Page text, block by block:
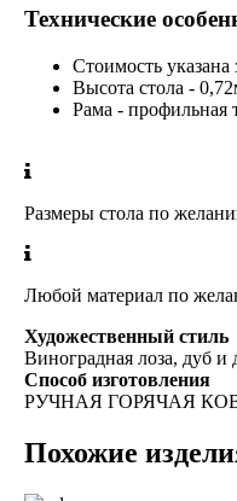
Технические
Стоимость
Высота стола -
Рама - профильная
Размеры стола по
Любой материал по
Художественный стиль
Виноградная лоза, дуб и
Способ изготовления
РУЧНАЯ ГОРЯЧАЯ
Похожие